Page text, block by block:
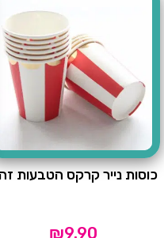
כוסות נייר קרקס הטבעות
₪9.90